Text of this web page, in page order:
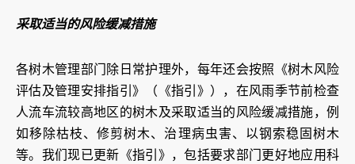
采取适当的风险缓减措施
各树木管理部门除日常护理外，每年还会按照《树木风险
评估及管理安排指引》（《指引》），在风雨季节前检查
人流车流较高地区的树木及采取适当的风险缓减措施，例
如移除枯枝、修剪树木、治理病虫害、以钢索稳固树木
等。我们现已更新《指引》，包括要求部门更好地应用科